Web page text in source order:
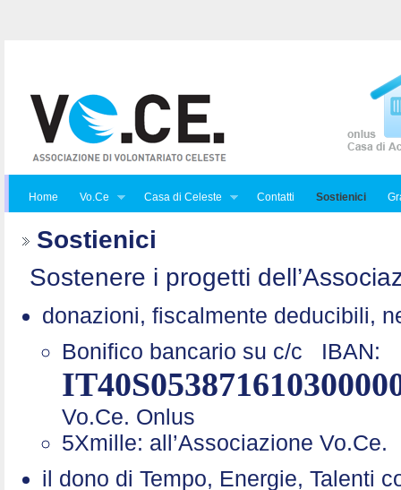
Home Vo.Ce Casa di Celeste Contatti Sostienici
Sostienici
Sostenere i progetti
donazioni, fiscalmente deducibili,
Bonifico bancario su c/c IBAN:
Vo.Ce. Onlus
5Xmille: all’Associazione
il dono di Tempo, Energie, Talenti